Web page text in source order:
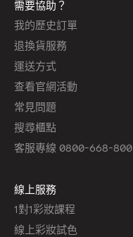
需要協助？
我的歷史訂單
退換貨服務
運送方式
查看官網活動
常見問題
搜尋櫃點
客服專線 0800-668-800
線上服務
1對1彩妝課程
線上彩妝試色